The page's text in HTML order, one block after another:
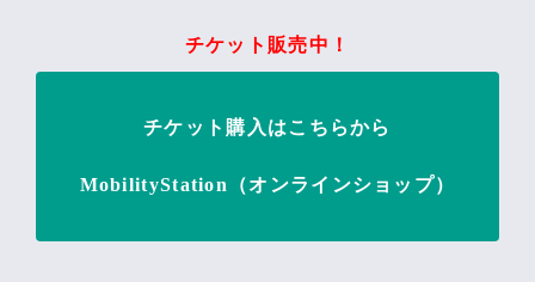
チケット販売中！
チケット購入はこちらから
MobilityStation（オンラインショップ）